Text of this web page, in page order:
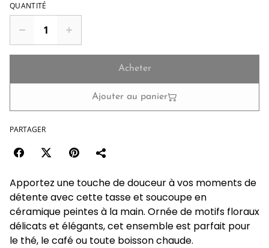
QUANTITÉ
Acheter
Ajouter au panier
PARTAGER
Apportez une touche de douceur à vos moments de
détente avec cette tasse et soucoupe en
céramique peintes à la main. Ornée de motifs floraux
délicats et élégants, cet ensemble est parfait pour
le thé, le café ou toute boisson chaude.